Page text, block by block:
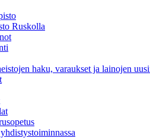
Ruskolla
haku, varaukset ja lainojen